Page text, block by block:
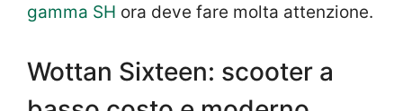
gamma SH ora deve fare molta attenzione.
Wottan Sixteen: scooter a